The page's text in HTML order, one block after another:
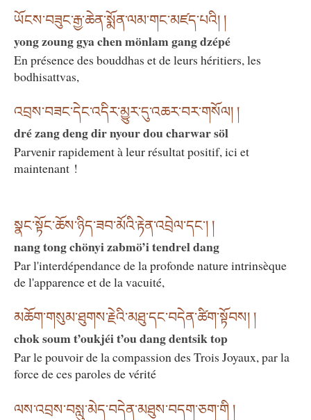
ཡོངས་བཟུང་རྒྱ་ཆེན་སྨོན་ལམ་གང་མཛད་པའི། །
yong zoung gya chen mönlam gang dzépé
En présence des bouddhas et de leurs héritiers, les
bodhisattvas,
འབྲས་བཟང་དེང་འདིར་མྱུར་དུ་འཆར་བར་གསོལ། །
dré zang deng dir nyour dou charwar söl
Parvenir rapidement à leur résultat positif, ici et
maintenant !
སྣང་སྟོང་ཆོས་ཉིད་ཟབ་མོའི་རྟེན་འབྲེལ་དང༌། །
nang tong chönyi zabmö’i tendrel dang
Par l'interdépendance de la profonde nature intrinsèque
de l'apparence et de la vacuité,
མཆོག་གསུམ་ཐུགས་རྗེའི་མཐུ་དང་བདེན་ཚིག་སྟོབས། །
chok soum t’oukjéi t’ou dang dentsik top
Par le pouvoir de la compassion des Trois Joyaux, par la
force de ces paroles de vérité
ལས་འབྲས་བསླུ་མེད་བདེན་མཐུས་བདག་ཅག་གི །